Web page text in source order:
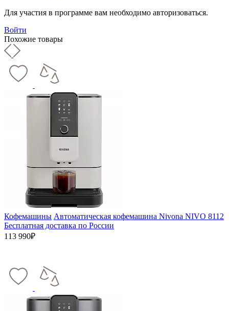
Для участия в программе вам необходимо авторизоваться.
Войти
Похожие товары
Кофемашины Автоматическая кофемашина Nivona NIVO 8112
Бесплатная доставка по России
113 990₽